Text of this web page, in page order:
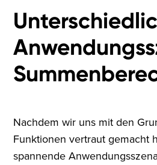
Nachdem wir uns mit den
Funktionen vertraut gemacht
spannende